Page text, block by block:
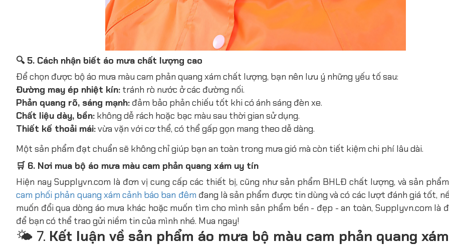
🔍 5. Cách nhận biết áo mưa chất lượng cao
Để chọn được bộ áo mưa màu cam phản quang xám chất lượng, bạn nên lưu ý những yếu tố sau:
Đường may ép nhiệt kín: tránh rò nước ở các đường nối.
Phản quang rõ, sáng mạnh: đảm bảo phản chiếu tốt khi có ánh sáng đèn xe.
Chất liệu dày, bền: không dễ rách hoặc bạc màu sau thời gian sử dụng.
Thiết kế thoải mái:vừa vặn với cơ thể, có thể gấp gọn mang theo dễ dàng.
Một sản phẩm đạt chuẩn sẽ không chỉ giúp bạn an toàn trong mưa gió mà còn tiết kiệm chi phí lâu dài.
🛒 6. Nơi mua bộ áo mưa màu cam phản quang xám uy tín
Hiện nay Supplyvn.com là đơn vị cung cấp các thiết bị, cũng như sản phẩm BHLĐ chất lượng, và sản phẩm
cam phối phản quang xám cảnh báo ban đêm đang là sản phẩm được tin dùng và có các lượt đánh giá tốt,
muốn đổi qua dòng áo mưa khác hoặc muốn tìm cho mình sản phẩm bền - đẹp - an toàn, Supplyvn.com là
để bạn có thể trao gửi niềm tin của mình nhé. Mua ngay!
🌤️ 7. Kết luận về sản phẩm áo mưa bộ màu cam phản quang xám